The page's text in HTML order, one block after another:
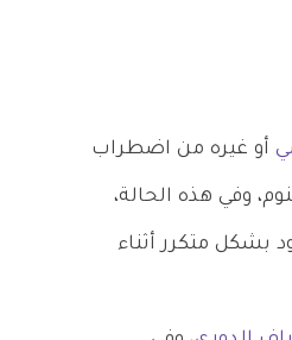
أو غيره من اضطراب
وفي هذه الحالة،
بشكل متكرر أثناء